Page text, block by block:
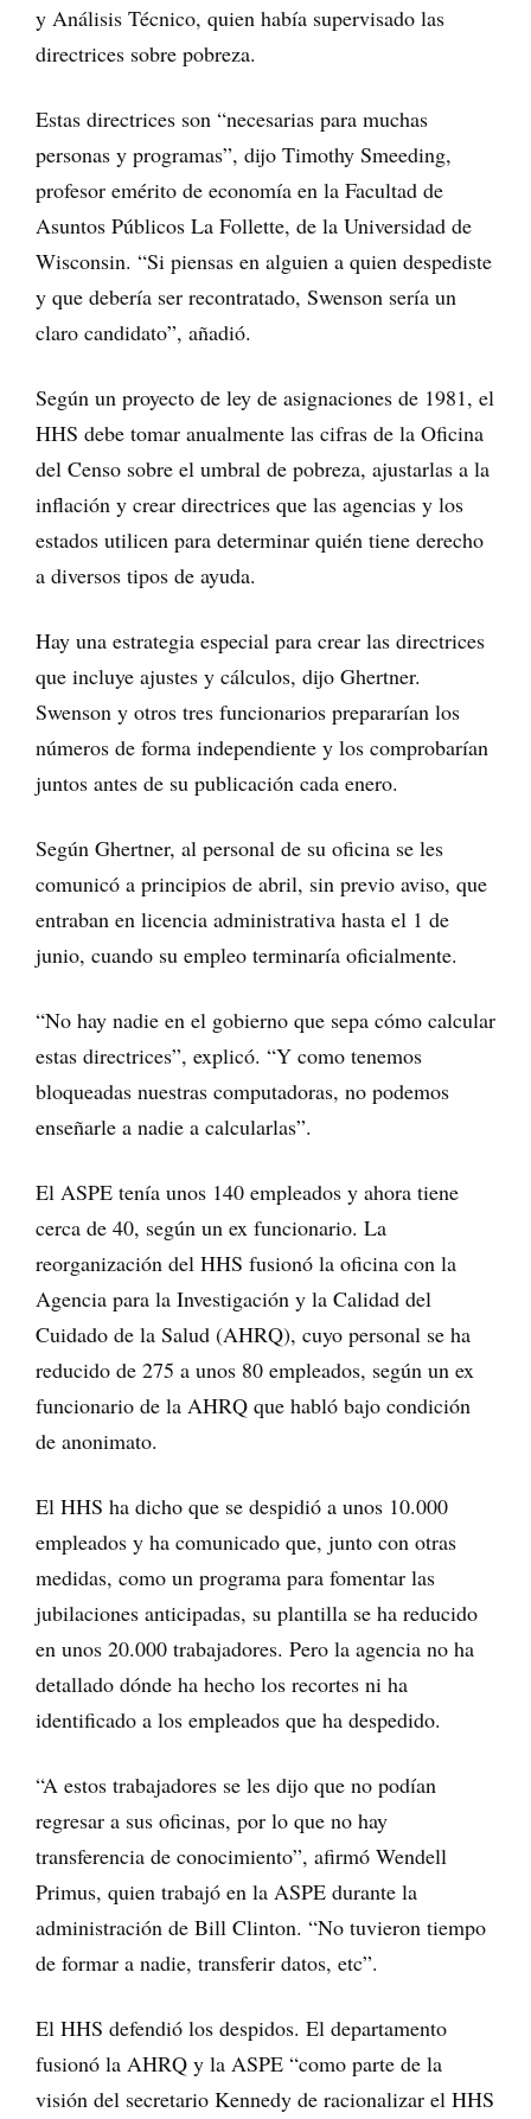
y Análisis Técnico, quien había supervisado las
directrices sobre pobreza.
Estas directrices son “necesarias para muchas
personas y programas”, dijo Timothy Smeeding,
profesor emérito de economía en la Facultad de
Asuntos Públicos La Follette, de la Universidad de
Wisconsin. “Si piensas en alguien a quien despediste
y que debería ser recontratado, Swenson sería un
claro candidato”, añadió.
Según un proyecto de ley de asignaciones de 1981, el
HHS debe tomar anualmente las cifras de la Oficina
del Censo sobre el umbral de pobreza, ajustarlas a la
inflación y crear directrices que las agencias y los
estados utilicen para determinar quién tiene derecho
a diversos tipos de ayuda.
Hay una estrategia especial para crear las directrices
que incluye ajustes y cálculos, dijo Ghertner.
Swenson y otros tres funcionarios prepararían los
números de forma independiente y los comprobarían
juntos antes de su publicación cada enero.
Según Ghertner, al personal de su oficina se les
comunicó a principios de abril, sin previo aviso, que
entraban en licencia administrativa hasta el 1 de
junio, cuando su empleo terminaría oficialmente.
“No hay nadie en el gobierno que sepa cómo calcular
estas directrices”, explicó. “Y como tenemos
bloqueadas nuestras computadoras, no podemos
enseñarle a nadie a calcularlas”.
El ASPE tenía unos 140 empleados y ahora tiene
cerca de 40, según un ex funcionario. La
reorganización del HHS fusionó la oficina con la
Agencia para la Investigación y la Calidad del
Cuidado de la Salud (AHRQ), cuyo personal se ha
reducido de 275 a unos 80 empleados, según un ex
funcionario de la AHRQ que habló bajo condición
de anonimato.
El HHS ha dicho que se despidió a unos 10.000
empleados y ha comunicado que, junto con otras
medidas, como un programa para fomentar las
jubilaciones anticipadas, su plantilla se ha reducido
en unos 20.000 trabajadores. Pero la agencia no ha
detallado dónde ha hecho los recortes ni ha
identificado a los empleados que ha despedido.
“A estos trabajadores se les dijo que no podían
regresar a sus oficinas, por lo que no hay
transferencia de conocimiento”, afirmó Wendell
Primus, quien trabajó en la ASPE durante la
administración de Bill Clinton. “No tuvieron tiempo
de formar a nadie, transferir datos, etc”.
El HHS defendió los despidos. El departamento
fusionó la AHRQ y la ASPE “como parte de la
visión del secretario Kennedy de racionalizar el HHS